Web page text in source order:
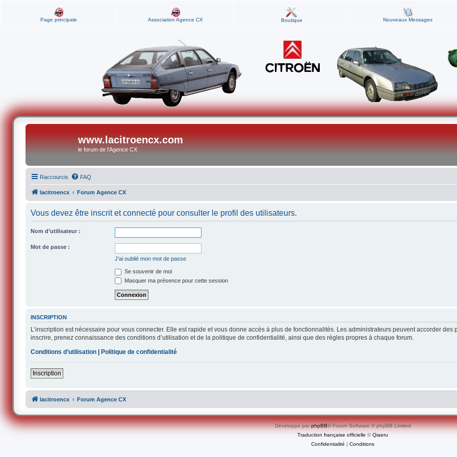
Page principale Association Agence CX Boutique Nouveaux Messages
www.lacitroencx.com
le forum de l'Agence CX
Raccourcis FAQ
lacitroencx Forum Agence CX
Vous devez être inscrit et connecté pour consulter le profil des utilisateurs.
Nom d’utilisateur :
Mot de passe :
J’ai oublié mon mot de passe
Se souvenir de moi
Masquer ma présence pour cette session
INSCRIPTION
L’inscription est nécessaire pour vous connecter. Elle est rapide et vous donne accès à plus de fonctionnalités. Les administrateurs peuvent accorder
inscrire, prenez connaissance des conditions d’utilisation et de la politique de confidentialité, ainsi que des règles propres à chaque forum.
Conditions d’utilisation |Politique de confidentialité
Inscription
lacitroencx Forum Agence CX
Développé parphpBB® Forum Software © phpBB Limited
Traduction française officielle ©Qiaeru
Confidentialité | Conditions